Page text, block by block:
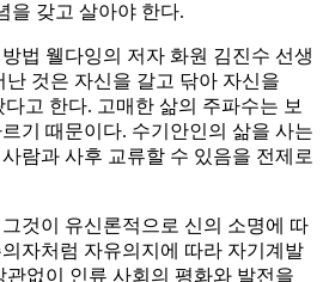
을 갖고 살아야 한다.
법 웰다잉의 저자 화원 김진수 선생
것은 자신을 갈고 닦아 자신을
다고 한다. 고매한 삶의 주파수는 보
기 때문이다. 수기안인의 삶을 사는
람과 사후 교류할 수 있음을 전제로
것이 유신론적으로 신의 소명에 따
자처럼 자유의지에 따라 자기계발
없이 인류 사회의 평화와 발전을